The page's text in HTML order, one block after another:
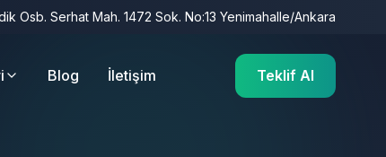
Osb. Serhat Mah. 1472 Sok. No:13 Yenimahalle/Ankara
Blog İletişim Teklif Al